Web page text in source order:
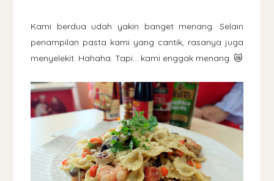
Kami berdua udah yakin banget menang. Selain
penampilan pasta kami yang cantik, rasanya juga
menyelekit. Hahaha. Tapi... kami enggak menang. 😿